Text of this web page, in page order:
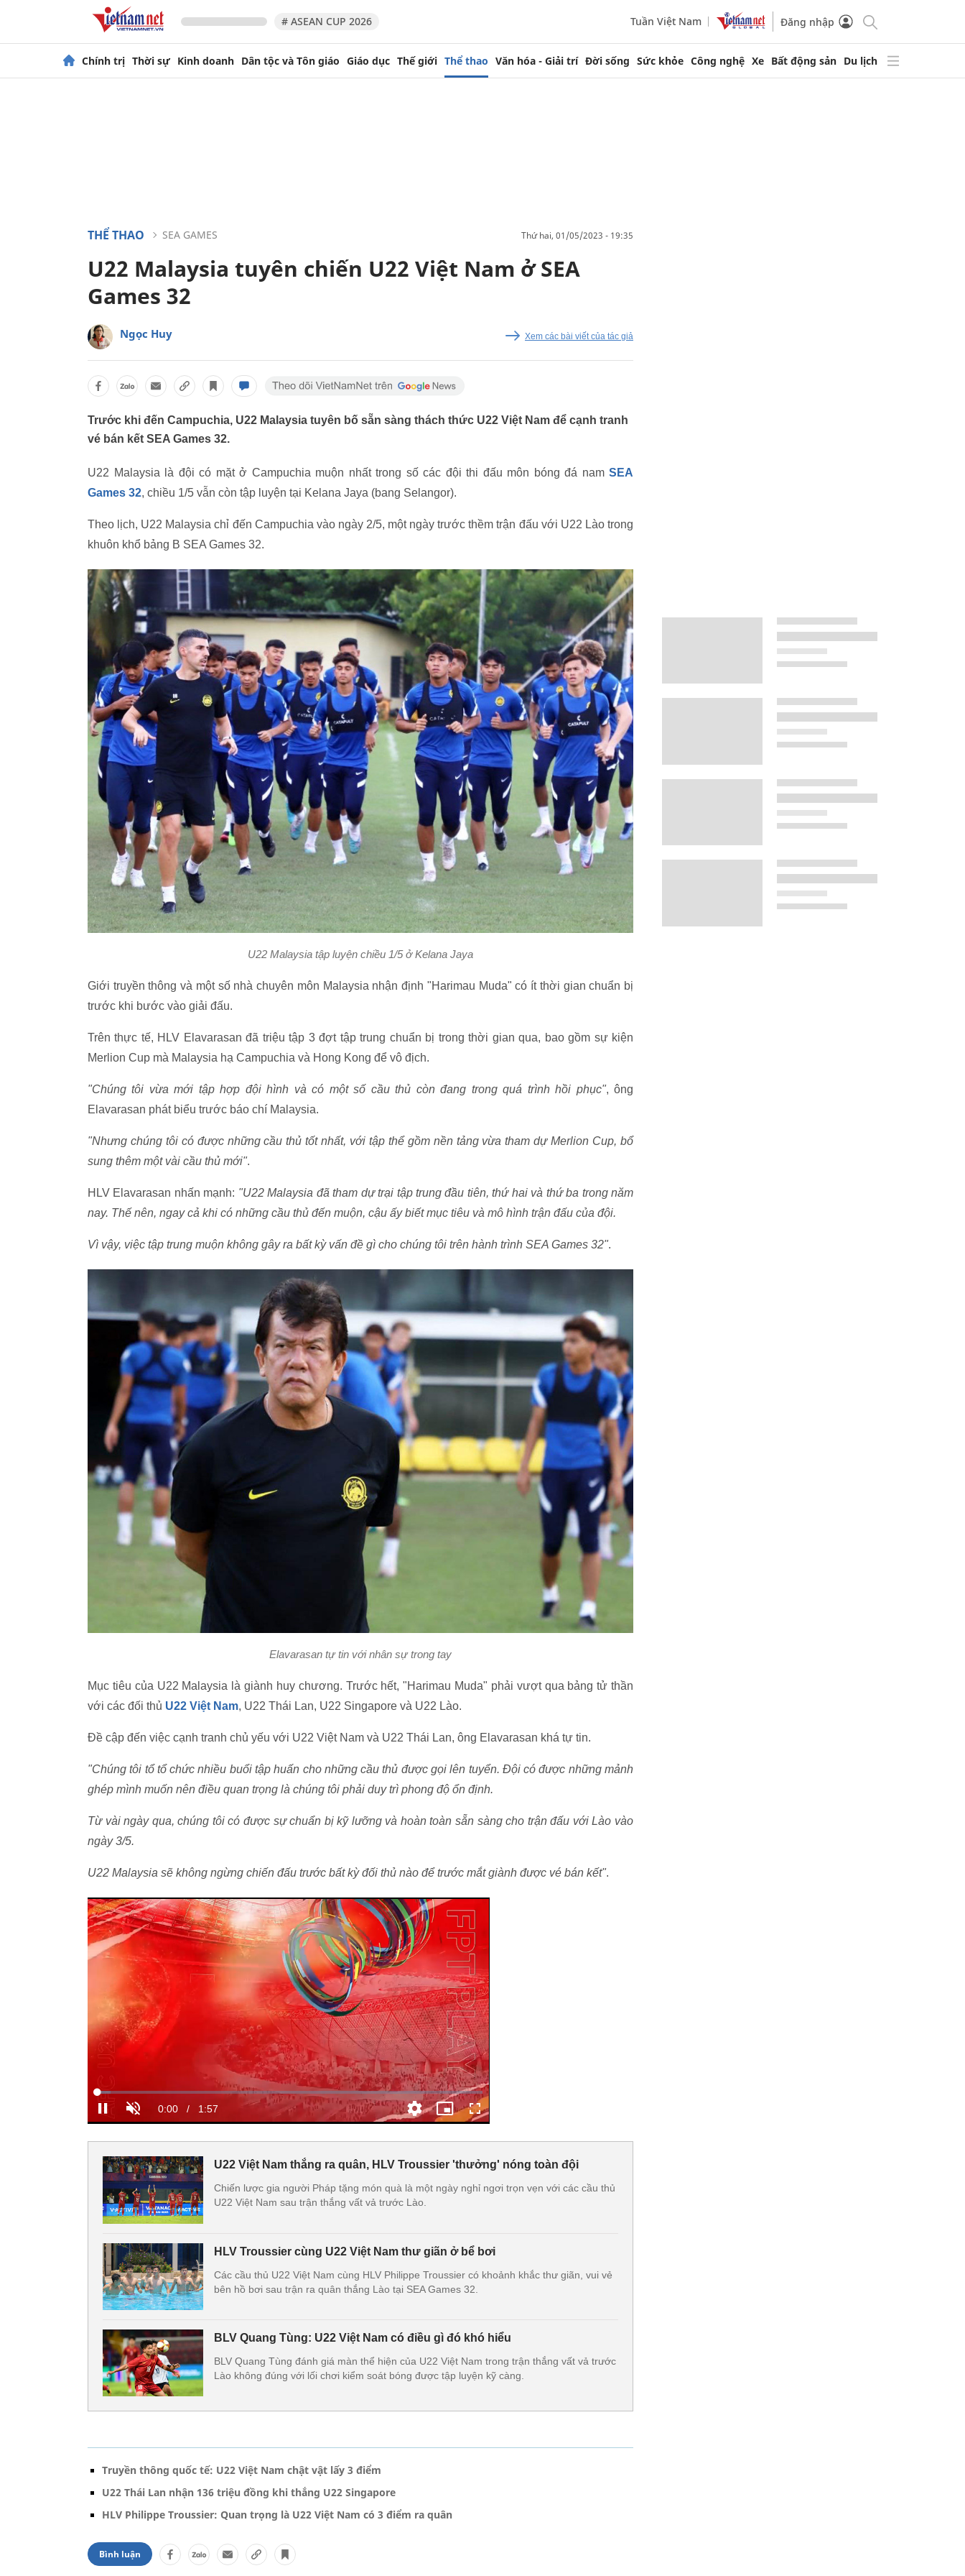
# ASEAN CUP 2026 Tuần Việt Nam Đăng nhập
Chính trị Thời sự Kinh doanh Dân tộc và Tôn giáo Giáo dục Thế giới Thể thao Văn hóa - Giải trí Đời sống Sức khỏe Công nghệ Xe Bất động sản Du lịch
THỂ THAO SEA GAMES thứ hai, 01/05/2023 - 19:35
U22 Malaysia tuyên chiến U22 Việt Nam ở SEA
Games 32
Ngọc Huy Xem các bài viết của tác giả
Trước khi đến Campuchia, U22 Malaysia tuyên bố sẵn sàng thách thức U22 Việt Nam để cạnh tranh
vé bán kết SEA Games 32.
U22 Malaysia là đội có mặt ở Campuchia muộn nhất trong số các đội thi đấu môn bóng đá nam SEA
Games 32, chiều 1/5 vẫn còn tập luyện tại Kelana Jaya (bang Selangor).
Theo lịch, U22 Malaysia chỉ đến Campuchia vào ngày 2/5, một ngày trước thềm trận đấu với U22 Lào trong
khuôn khổ bảng B SEA Games 32.
U22 Malaysia tập luyện chiều 1/5 ở Kelana Jaya
Giới truyền thông và một số nhà chuyên môn Malaysia nhận định "Harimau Muda" có ít thời gian chuẩn bị
trước khi bước vào giải đấu.
Trên thực tế, HLV Elavarasan đã triệu tập 3 đợt tập trung chuẩn bị trong thời gian qua, bao gồm sự kiện
Merlion Cup mà Malaysia hạ Campuchia và Hong Kong để vô địch.
"Chúng tôi vừa mới tập hợp đội hình và có một số cầu thủ còn đang trong quá trình hồi phục", ông
Elavarasan phát biểu trước báo chí Malaysia.
"Nhưng chúng tôi có được những cầu thủ tốt nhất, với tập thể gồm nền tảng vừa tham dự Merlion Cup, bổ
sung thêm một vài cầu thủ mới".
HLV Elavarasan nhấn mạnh: "U22 Malaysia đã tham dự trại tập trung đầu tiên, thứ hai và thứ ba trong năm
nay. Thế nên, ngay cả khi có những cầu thủ đến muộn, cậu ấy biết mục tiêu và mô hình trận đấu của đội.
Vì vậy, việc tập trung muộn không gây ra bất kỳ vấn đề gì cho chúng tôi trên hành trình SEA Games 32".
Elavarasan tự tin với nhân sự trong tay
Mục tiêu của U22 Malaysia là giành huy chương. Trước hết, "Harimau Muda" phải vượt qua bảng tử thần
với các đối thủ U22 Việt Nam, U22 Thái Lan, U22 Singapore và U22 Lào.
Đề cập đến việc cạnh tranh chủ yếu với U22 Việt Nam và U22 Thái Lan, ông Elavarasan khá tự tin.
"Chúng tôi tổ tổ chức nhiều buổi tập huấn cho những cầu thủ được gọi lên tuyển. Đội có được những mảnh
ghép mình muốn nên điều quan trọng là chúng tôi phải duy trì phong độ ổn định.
Từ vài ngày qua, chúng tôi có được sự chuẩn bị kỹ lưỡng và hoàn toàn sẵn sàng cho trận đấu với Lào vào
ngày 3/5.
U22 Malaysia sẽ không ngừng chiến đấu trước bất kỳ đối thủ nào để trước mắt giành được vé bán kết".
U22 Việt Nam thắng ra quân, HLV Troussier 'thưởng' nóng toàn đội
Chiến lược gia người Pháp tặng món quà là một ngày nghỉ ngơi trọn vẹn với các cầu thủ
U22 Việt Nam sau trận thắng vất vả trước Lào.
HLV Troussier cùng U22 Việt Nam thư giãn ở bể bơi
Các cầu thủ U22 Việt Nam cùng HLV Philippe Troussier có khoảnh khắc thư giãn, vui vẻ
bên hồ bơi sau trận ra quân thắng Lào tại SEA Games 32.
BLV Quang Tùng: U22 Việt Nam có điều gì đó khó hiểu
BLV Quang Tùng đánh giá màn thể hiện của U22 Việt Nam trong trận thắng vất vả trước
Lào không đúng với lối chơi kiểm soát bóng được tập luyện kỹ càng.
Truyền thông quốc tế: U22 Việt Nam chật vật lấy 3 điểm
U22 Thái Lan nhận 136 triệu đồng khi thắng U22 Singapore
HLV Philippe Troussier: Quan trọng là U22 Việt Nam có 3 điểm ra quân
Bình luận